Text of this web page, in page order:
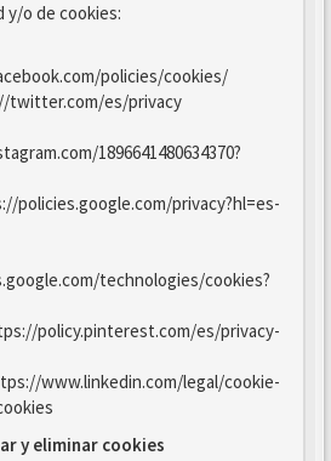
y/o de cookies:
policies/cookies/
twitter.com/es/privacy
1896641480634370?
policies.google.com/privacy?hl=es-
technologies/cookies?
policy.pinterest.com/es/privacy-
www.linkedin.com/legal/cookie-
y eliminar cookies